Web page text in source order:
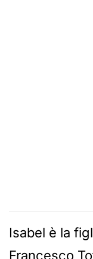
Isabel è la
Francesco